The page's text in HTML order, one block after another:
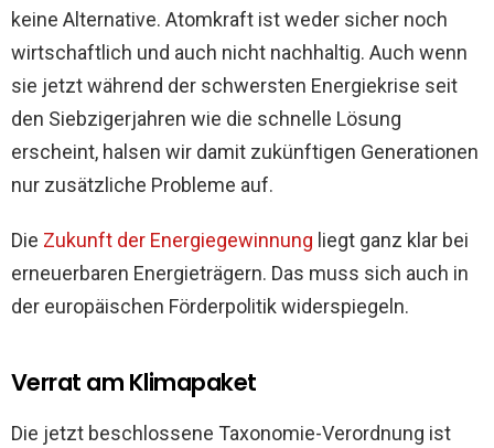
keine Alternative. Atomkraft ist weder sicher noch
wirtschaftlich und auch nicht nachhaltig. Auch wenn
sie jetzt während der schwersten Energiekrise seit
den Siebzigerjahren wie die schnelle Lösung
erscheint, halsen wir damit zukünftigen Generationen
nur zusätzliche Probleme auf.
Die Zukunft der Energiegewinnung liegt ganz klar bei
erneuerbaren Energieträgern. Das muss sich auch in
der europäischen Förderpolitik widerspiegeln.
Verrat am Klimapaket
Die jetzt beschlossene Taxonomie-Verordnung ist